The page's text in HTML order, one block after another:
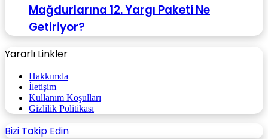
Mağdurlarına 12. Yargı Paketi Ne
Getiriyor?
Yararlı Linkler
Hakkımda
İletişim
Kullanım Koşulları
Gizlilik Politikası
Bizi Takip Edin